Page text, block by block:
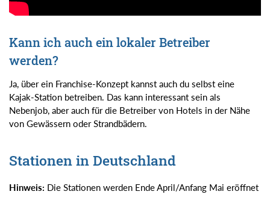
Kann ich auch ein lokaler Betreiber
werden?
Ja, über ein Franchise-Konzept kannst auch du selbst eine
Kajak-Station betreiben. Das kann interessant sein als
Nebenjob, aber auch für die Betreiber von Hotels in der Nähe
von Gewässern oder Strandbädern.
Stationen in Deutschland
Hinweis: Die Stationen werden Ende April/Anfang Mai eröffnet